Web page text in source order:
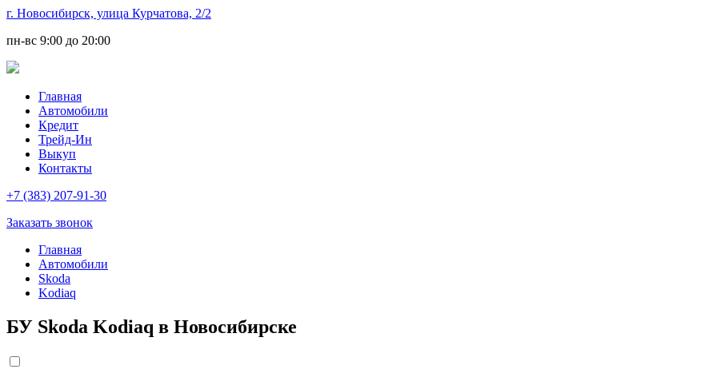
г. Новосибирск, улица Курчатова, 2/2
пн-вс 9:00 до 20:00
Главная
Автомобили
Кредит
Трейд-Ин
Выкуп
Контакты
+7 (383) 207-91-30
Заказать звонок
Главная
Автомобили
Skoda
Kodiaq
БУ Skoda Kodiaq в Новосибирске